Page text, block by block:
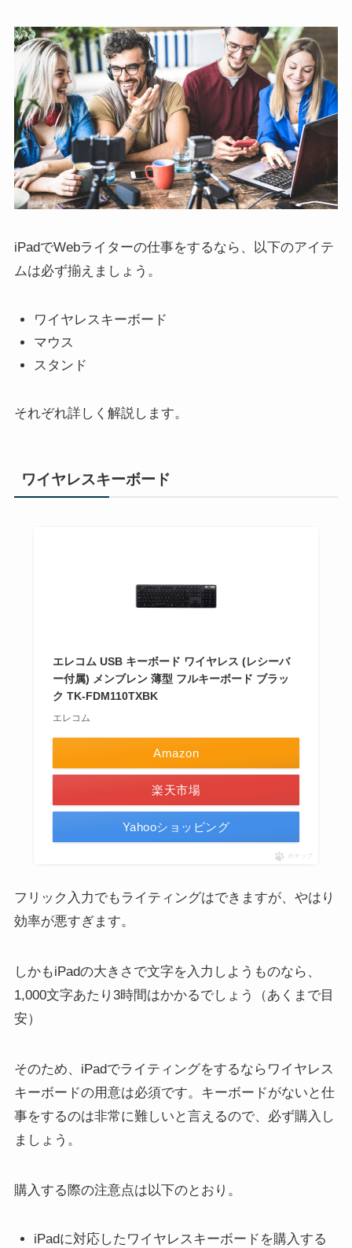
iPadでWebライターの仕事をするなら、以下のアイテ
ムは必ず揃えましょう。
ワイヤレスキーボード
マウス
スタンド
それぞれ詳しく解説します。
ワイヤレスキーボード
エレコム USB キーボード ワイヤレス (レシーバ
ー付属) メンブレン 薄型 フルキーボード ブラッ
ク TK-FDM110TXBK
エレコム
Amazon
楽天市場
Yahooショッピング
ポチップ
フリック入力でもライティングはできますが、やはり
効率が悪すぎます。
しかもiPadの大きさで文字を入力しようものなら、
1,000文字あたり3時間はかかるでしょう（あくまで目
安）
そのため、iPadでライティングをするならワイヤレス
キーボードの用意は必須です。キーボードがないと仕
事をするのは非常に難しいと言えるので、必ず購入し
ましょう。
購入する際の注意点は以下のとおり。
iPadに対応したワイヤレスキーボードを購入する